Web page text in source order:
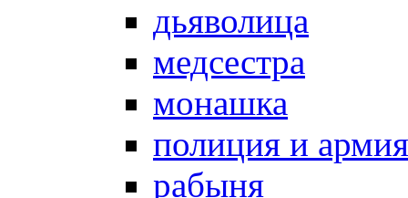
дьяволица
медсестра
монашка
полиция и армия
рабыня